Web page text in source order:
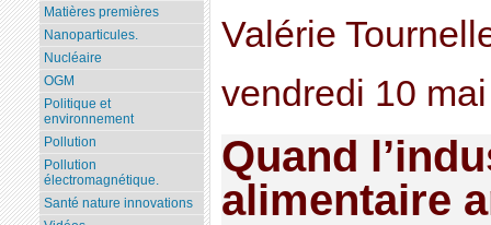
Valérie
vendredi 10
Quand
alimentaire
Matières premières
Nanoparticules.
Nucléaire
OGM
Politique et
environnement
Pollution
Pollution
électromagnétique.
Santé nature innovations